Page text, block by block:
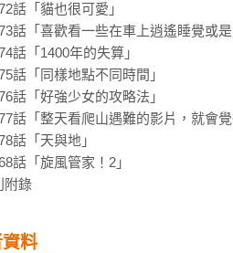
話「貓也很可愛」
話「喜歡看一些在車上逍遙睡覺或
話「1400年的失算」
話「同樣地點不同時間」
話「好強少女的攻略法」
話「整天看爬山遇難的影片，就會
話「天與地」
話「旋風管家！2」
附錄
料